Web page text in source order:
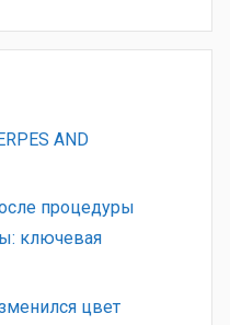
AND
процедуры
ключевая
цвет